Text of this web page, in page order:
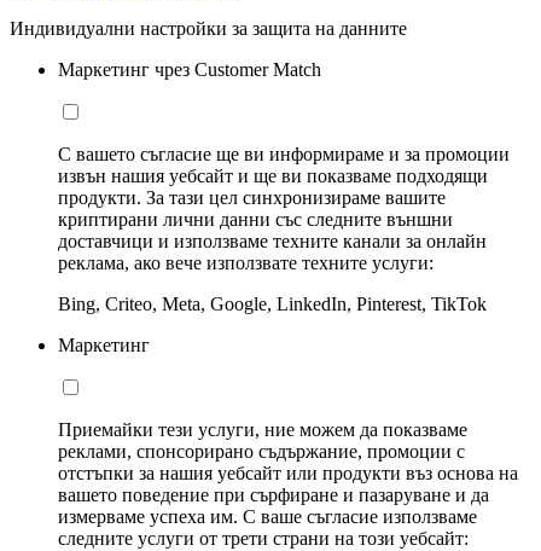
Индивидуални настройки за защита на данните
Маркетинг чрез Customer Match
С вашето съгласие ще ви информираме и за промоции
извън нашия уебсайт и ще ви показваме подходящи
продукти. За тази цел синхронизираме вашите
криптирани лични данни със следните външни
доставчици и използваме техните канали за онлайн
реклама, ако вече използвате техните услуги:
Bing, Criteo, Meta, Google, LinkedIn, Pinterest, TikTok
Маркетинг
Приемайки тези услуги, ние можем да показваме
реклами, спонсорирано съдържание, промоции с
отстъпки за нашия уебсайт или продукти въз основа на
вашето поведение при сърфиране и пазаруване и да
измерваме успеха им. С ваше съгласие използваме
следните услуги от трети страни на този уебсайт: